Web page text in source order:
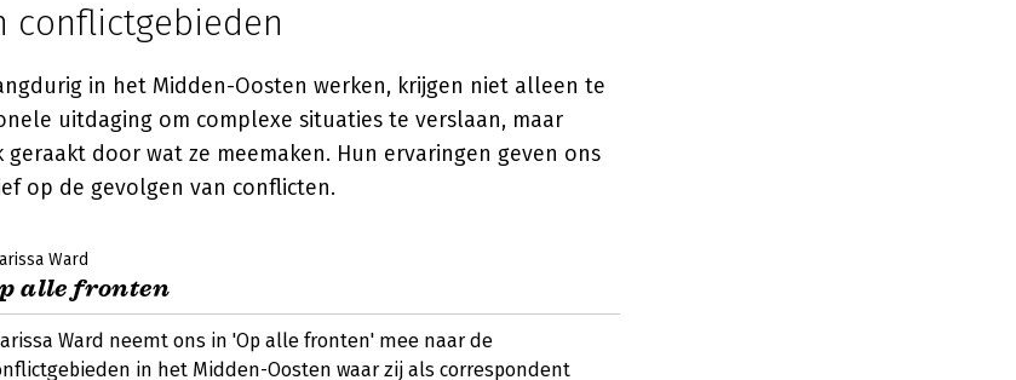
conflictgebieden
in het Midden-Oosten werken, krijgen niet alleen te
uitdaging om complexe situaties te verslaan, maar
door wat ze meemaken. Hun ervaringen geven ons
op de gevolgen van conflicten.
Ward
alle fronten
Ward neemt ons in 'Op alle fronten' mee naar de
in het Midden-Oosten waar zij als correspondent